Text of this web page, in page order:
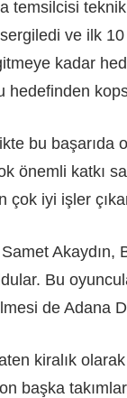
temsilcisi
ve ilk
kadar
hedefinden
bu başarıda
önemli katkı
çok iyi işler
Akaydın,
Bu
de Adana
kiralık
başka